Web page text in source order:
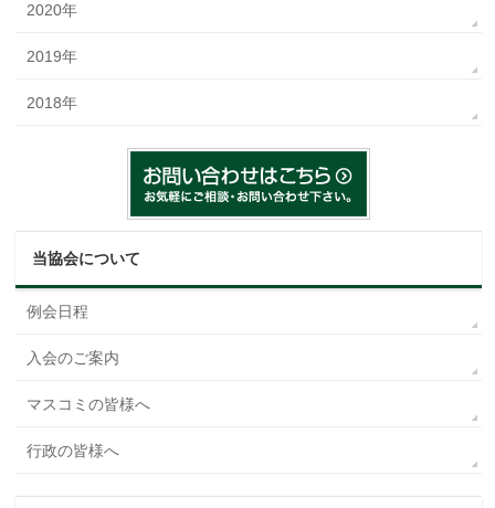
2020年
2019年
2018年
当協会について
例会日程
入会のご案内
マスコミの皆様へ
行政の皆様へ